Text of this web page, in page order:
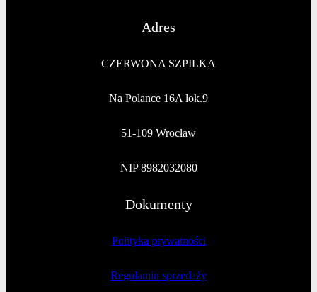
Adres
CZERWONA SZPILKA
Na Polance 16A lok.9
51-109 Wrocław
NIP 8982032080
Dokumenty
Polityka prywatności
Regulamin sprzedaży